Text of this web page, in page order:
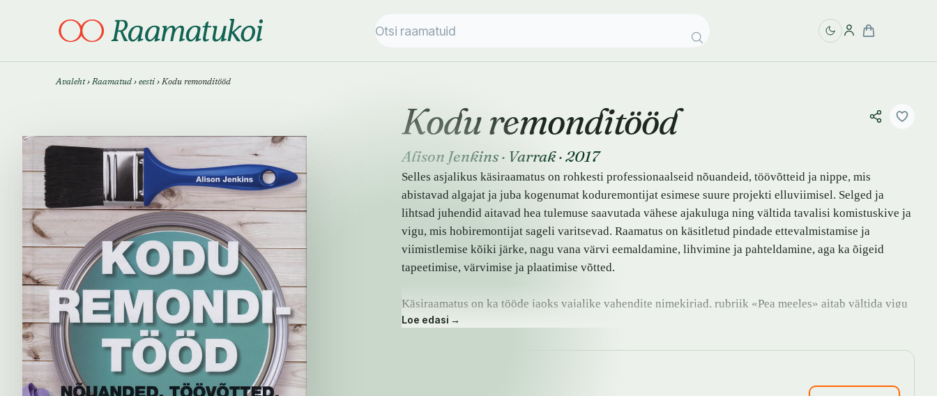
Avaleht› Raamatud › eesti › Kodu remonditööd
Kodu remonditööd
Alison Jenkins· Varrak·2017
Selles asjalikus käsiraamatus on rohkesti professionaalseid nõuandeid, töövõtteid ja nippe, mis
abistavad algajat ja juba kogenumat koduremontijat esimese suure projekti elluviimisel. Selged ja
lihtsad juhendid aitavad hea tulemuse saavutada vähese ajakuluga ning vältida tavalisi komistuskive ja
vigu, mis hobiremontijat sageli varitsevad. Raamatus on käsitletud pindade ettevalmistamise ja
viimistlemise kõiki järke, nagu vana värvi eemaldamine, lihvimine ja pahteldamine, aga ka õigeid
tapeetimise, värvimise ja plaatimise võtted.
Käsiraamatus on ka tööde jaoks vajalike vahendite nimekirjad, rubriik «Pea meeles» aitab vältida vigu
ja pakub lahendusi juhuks, kui midagi läheb valesti, ja «Proovi» kastidest leiab uusi ideid, mida tasuks
Loe edasi →